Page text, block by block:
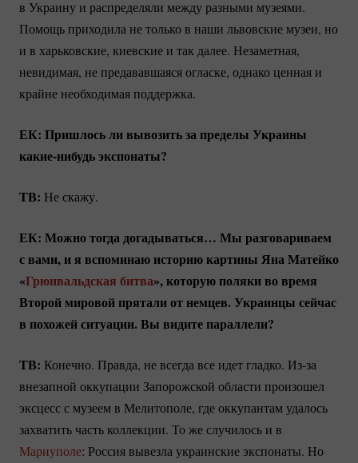
в Украину и распределяли между разными музеями.
Помощь приходила не только в наши львовские музеи, но
и в харьковские, киевские и так далее. Незаметная,
невидимая, не предававшаяся огласке, однако ценная и
крайне необходимая поддержка.
ЕК: Пришлось ли вывозить за пределы Украины
какие-нибудьэкспонаты?
ТВ: Не скажу.
ЕК: Можно тогда догадываться… Мы разговариваем
с вами, и я вспоминаю историю картины Яна Матейко
«Грюнвальдская битва», которую поляки во время
Второй мировой прятали от немцев. Украинцы сейчас
в похожей ситуации. Вы видите параллели?
ТВ: Конечно. Правда, не всегда все идет гладко. Из-за
внезапной оккупации Запорожской области произошел
эксцесс с музеем в Мелитополе, где оккупантам удалось
захватить часть коллекции. То же случилось и в
Мариуполе: Россия вывезла украинские экспонаты. Но